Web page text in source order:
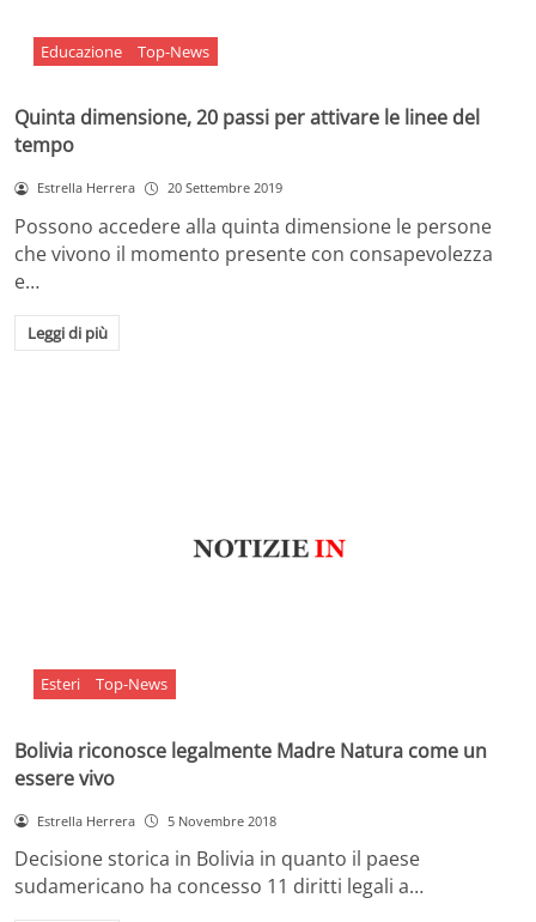
Educazione Top-News
Quinta dimensione, 20 passi per attivare le linee del
tempo
Estrella Herrera 20 Settembre 2019
Possono accedere alla quinta dimensione le persone
che vivono il momento presente con consapevolezza
e…
Leggi di più
Esteri Top-News
Bolivia riconosce legalmente Madre Natura come un
essere vivo
Estrella Herrera 5 Novembre 2018
Decisione storica in Bolivia in quanto il paese
sudamericano ha concesso 11 diritti legali a…